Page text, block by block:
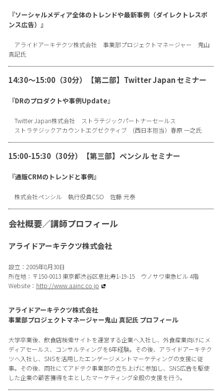
『ソーシャルメディア全体のトレンドや最新事例（ダイレクトレスポ
ンス広告）』
アライドアーキテクツ株式会社 事業部プロジェクトマネージャー 鬼山
真記氏
14:30〜15:00（30分）【第二部】Twitter Japan セミナー
『DRのプロダクトや事例Update』
Twitter Japan株式会社 ストラテジックパートナーセールス
ストラテジックアカウントエグゼクティブ (西日本担当）春原 一之氏
15:00-15:30（30分）【第三部】ペンシル セミナー
『通販CRMのトレンドと事例』
株式会社ペンシル 執行役員CSO 佐藤 元泰
会社概要／講師プロフィール
アライドアーキテクツ株式会社
設立：2005年8月30日
所在地：〒150-0013 東京都渋谷区恵比寿1-19-15 ウノサワ東急ビル 4階
Website： http://www.aainc.co.jp
アライドアーキテクツ株式会社
事業部プロジェクトマネージャー鬼山 真記氏 プロフィール
大学卒業後、飲食店検索サイトを運営する企業へ入社し、外食産業向けにメ
ディアセールス、コンサルティングを6年経験。その後、アライドアーキテク
ツへ入社し、SNSを活用したエンゲージメントマーケティングの支援に従
事。その後、同社にてアドテク事業部の立ち上げに参加し、SNS広告を駆使
した企業の顧客獲得を主としたマーケティング全般の支援を行う。